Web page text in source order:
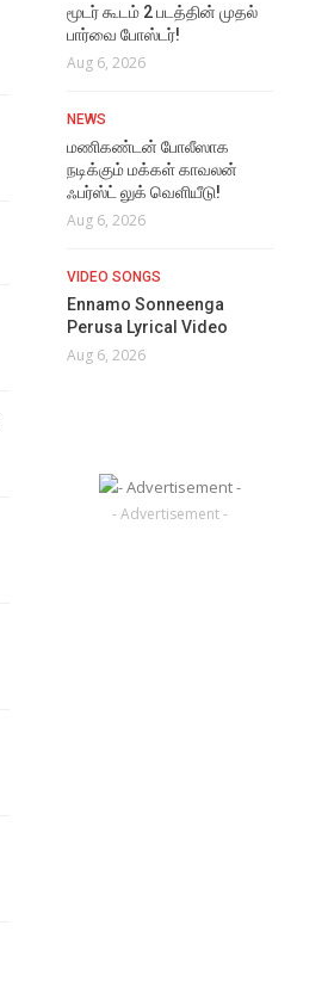
மூடர் கூடம் 2 படத்தின் முதல்
பார்வை போஸ்டர்!
Aug 6, 2026
NEWS
மணிகண்டன் போலீஸாக
நடிக்கும் மக்கள் காவலன்
ஃபர்ஸ்ட் லுக் வெளியீடு!
Aug 6, 2026
VIDEO SONGS
Ennamo Sonneenga
Perusa Lyrical Video
Aug 6, 2026
- Advertisement -